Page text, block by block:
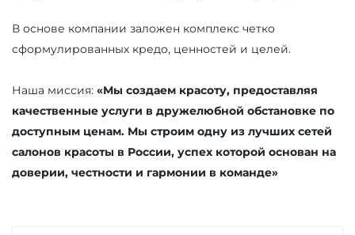
В основе компании заложен комплекс четко
сформулированных кредо, ценностей и целей.
Наша миссия: «Мы создаем красоту, предоставляя
качественные услуги в дружелюбной обстановке по
доступным ценам. Мы строим одну из лучших сетей
салонов красоты в России, успех которой основан на
доверии, честности и гармонии в команде»